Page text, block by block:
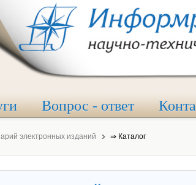
Вопрос - ответ
электронных изданий ⇒ Каталог